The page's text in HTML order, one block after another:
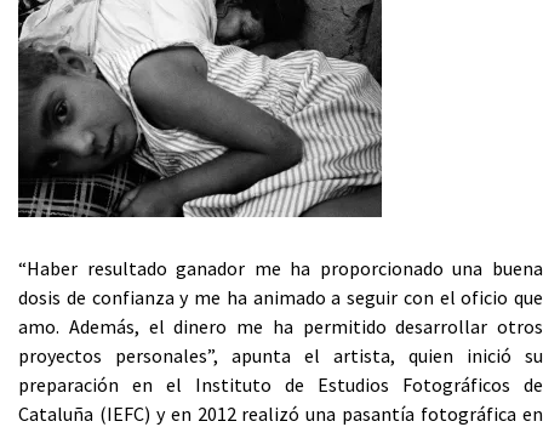
“Haber resultado ganador me ha proporcionado una buena
dosis de confianza y me ha animado a seguir con el oficio que
amo. Además, el dinero me ha permitido desarrollar otros
proyectos personales”, apunta el artista, quien inició su
preparación en el Instituto de Estudios Fotográficos de
Cataluña (IEFC) y en 2012 realizó una pasantía fotográfica en